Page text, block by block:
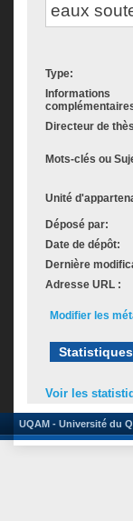
eaux
Type:
Informations
Directeur de
Mots-clés ou
Unité
Déposé par:
Date de dépôt:
Dernière
Adresse URL :
Modifier les
Statistiques
Voir les
UQAM - Université du